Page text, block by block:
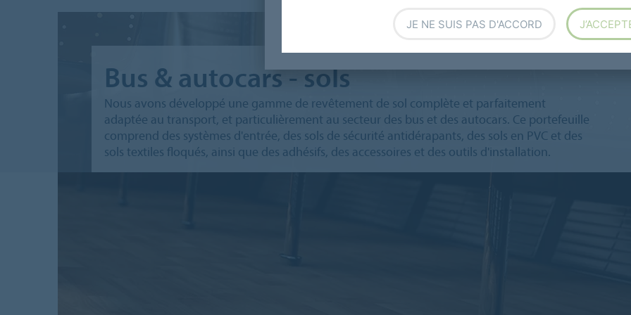
Bus & autocars - sols
Nous avons développé une gamme de revêtement de sol complète et parfaitement
adaptée au transport, et particulièrement au secteur des bus et des autocars. Ce portefeuille
comprend des systèmes d'entrée, des sols de sécurité antidérapants, des sols en PVC et des
sols textiles floqués, ainsi que des adhésifs, des accessoires et des outils d'installation.
JE NE SUIS PAS D'ACCORD